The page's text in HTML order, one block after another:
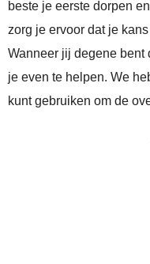
beste je eerste dorpen
zorg je ervoor dat je
Wanneer jij degene
je even te helpen. We
kunt gebruiken om de